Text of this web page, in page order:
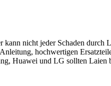
nicht jeder Schaden durch
hochwertigen
Huawei und LG sollten Laien